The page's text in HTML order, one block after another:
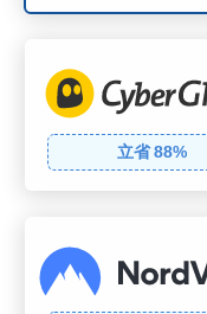
立省 88%